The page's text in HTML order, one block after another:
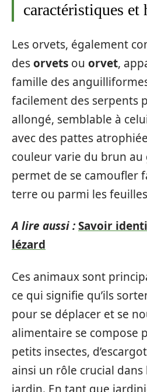
caractéristiques et
Les orvets, également
desorvets ou orvet,
famille des
facilement des serpents
allongé, semblable à
avec des pattes
couleur varie du brun au
permet de se camoufler
terre ou parmi les
A lire aussi :Savoir
lézard
Ces animaux sont
ce qui signifie qu’ils
pour se déplacer et se
alimentaire se compose
petits insectes,
ainsi un rôle crucial dans
jardin. En tant que